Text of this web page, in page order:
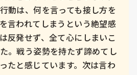
動は、何を言っても接し方を
言われてしまうという絶望感
反発せず、全て心にしまいこ
。戦う姿勢を持たず諦めてし
たと感じています。次は言わ